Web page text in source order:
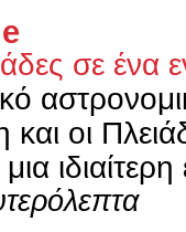
σε
οι